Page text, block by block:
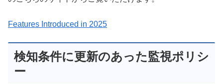
Features Introduced in 2025
検知条件に更新のあった監視ポリシ
ー